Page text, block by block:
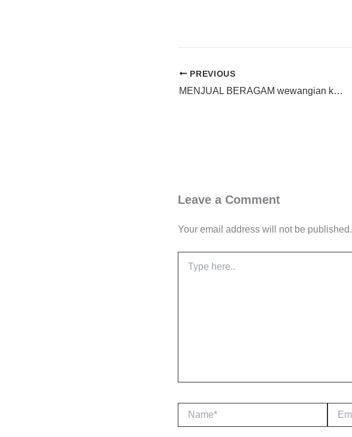
PREVIOUS
MENJUAL BERAGAM wewangian kemeja laundry Yang Murah di Boalemo
Leave a Comment
Your email address will not be published.
here..
Name* Email*